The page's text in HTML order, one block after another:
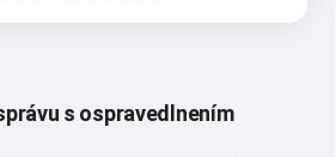
s ospravedlnením